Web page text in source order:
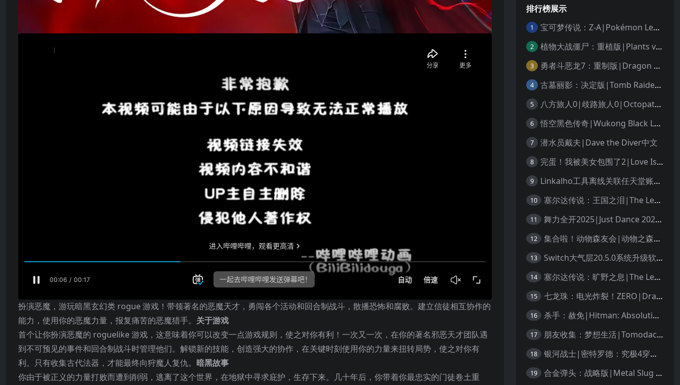
扮演恶魔，游玩暗黑玄幻类 rogue 游戏！带领著名的恶魔天才，勇闯各个活动和回合制战斗，散播恐怖和腐败。建立信徒相互协作的
能力，使用你的恶魔力量，报复痛苦的恶魔猎手。 关于游戏
首个让你扮演恶魔的 roguelike 游戏，这意味着你可以改变一点游戏规则，使之对你有利！一次又一次，在你的著名邪恶天才团队遇
到不可预见的事件和回合制战斗时管理他们。解锁新的技能，创造强大的协作，在关键时刻使用你的力量来扭转局势，使之对你有
利。只有收集古代法器，才能最终向狩魔人复仇。 暗黑故事
你由于被正义的力量打败而遭到削弱，逃离了这个世界，在地狱中寻求庇护，生存下来。几十年后，你带着你最忠实的门徒卷土重
排行榜展示
1 宝可梦传说：Z-A|Pokémon Legends: Z-A中文
2 植物大战僵尸：重植版|Plants vs. Zombies: Replanted中文
3 勇者斗恶龙7：重制版|Dragon Quest VII Reimagined中文
4 古墓丽影：决定版|Tomb Raider: Definitive Edition中文
5 八方旅人0|歧路旅人0|Octopath Traveler 0中文
6 悟空黑色传奇|Wukong Black Legend
7 潜水员戴夫|Dave the Diver中文
8 完蛋！我被美女包围了2|Love Is All Around 2中文
9 Linkalho工具离线关联任天堂账户教程
10 塞尔达传说：王国之泪|The Legend of Zelda: Tears of the Kingdom中文
11 舞力全开2025|Just Dance 2025中文
12 集合啦！动物森友会|动物之森|Animal Crossing: New Horizons中文
13 Switch大气层20.5.0系统升级软硬破通用教程
14 塞尔达传说：旷野之息|The Legend of Zelda: Breath of the Wild中文
15 七龙珠：电光炸裂！ZERO|Dragon Ball: Sparking! Zero中文
16 杀手：赦免|Hitman: Absolution汉化
17 朋友收集：梦想生活|Tomodachi Life: Living the Dream中文
18 银河战士|密特罗德：究极4穿越未知|Metroid Prime 4: Beyond中文
19 合金弹头：战略版|Metal Slug Tactics中文